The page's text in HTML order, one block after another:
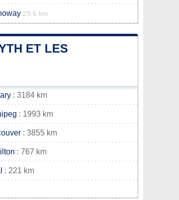
29.6 km
ET LES
: 3184 km
: 1993 km
: 3855 km
: 767 km
: 221 km